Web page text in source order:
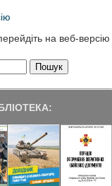
на веб-версію